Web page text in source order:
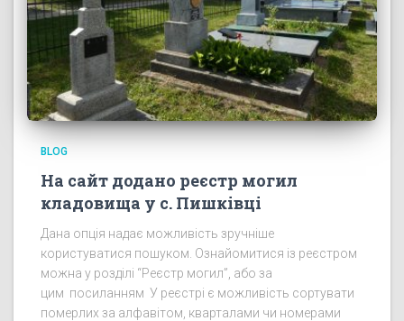
BLOG
На сайт додано реєстр могил
кладовища у с. Пишківці
Дана опція надає можливість зручніше
користуватися пошуком. Ознайомитися із реєстром
можна у розділі “Реєстр могил”, або за
цим посиланням У реєстрі є можливість сортувати
померлих за алфавітом, кварталами чи номерами